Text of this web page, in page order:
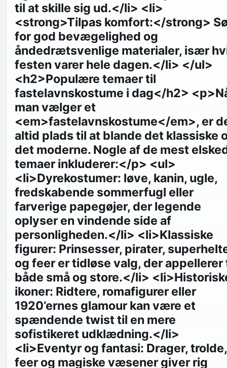
til at skille sig ud.</li> <li>
<strong>Tilpas komfort:</strong>
for god bevægelighed og
åndedrætsvenlige materialer, især
festen varer hele dagen.</li> </ul>
<h2>Populære temaer til
fastelavnskostume i dag</h2>
man vælger et
<em>fastelavnskostume</em>, er
altid plads til at blande det klassiske
det moderne. Nogle af de mest
temaer inkluderer:</p> <ul>
<li>Dyrekostumer: løve, kanin, ugle,
fredskabende sommerfugl eller
farverige papegøjer, der legende
oplyser en vindende side af
personligheden.</li> <li>Klassiske
figurer: Prinsesser, pirater,
og feer er tidløse valg, der appellerer
både små og store.</li>
ikoner: Ridtere, romafigurer eller
1920’ernes glamour kan være et
spændende twist til en mere
sofistikeret udklædning.</li>
<li>Eventyr og fantasi: Drager, trolde,
feer og magiske væsener giver rig